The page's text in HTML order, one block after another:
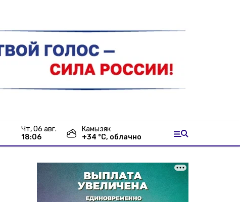
чт, 06 авг.
18:06
Камызяк
+34 °С, облачно